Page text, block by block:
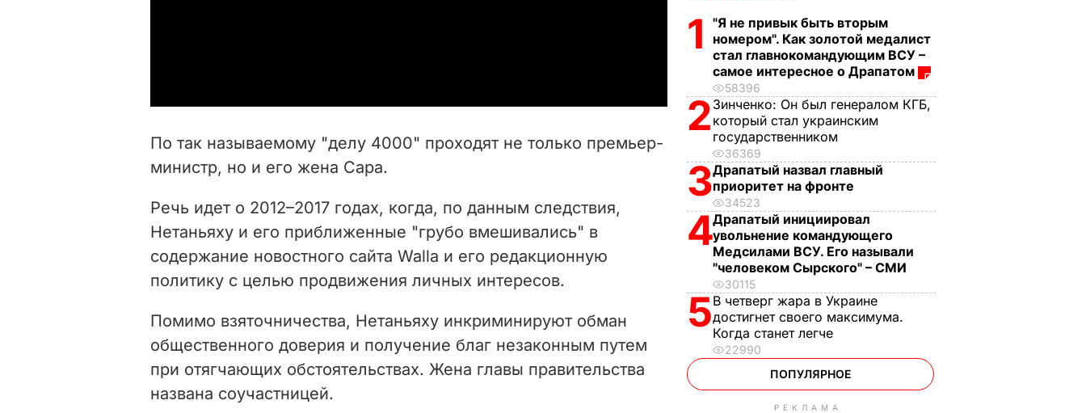
d
e
o
По так называемому "делу 4000" проходят не только премьер-
министр, но и его жена Сара.
Речь идет о 2012–2017 годах, когда, по данным следствия,
Нетаньяху и его приближенные "грубо вмешивались" в
содержание новостного сайта Walla и его редакционную
политику с целью продвижения личных интересов.
Помимо взяточничества, Нетаньяху инкриминируют обман
общественного доверия и получение благ незаконным путем
при отягчающих обстоятельствах. Жена главы правительства
названа соучастницей.
1
"Я не привык быть вторым
номером". Как золотой медалист
стал главнокомандующим ВСУ –
самое интересное о Драпатом
58396
2 Зинченко: Он был генералом КГБ,
который стал украинским
государственником
36369
3Драпатый назвал главный
приоритет на фронте
34523
4Драпатый инициировал
увольнение командующего
Медсилами ВСУ. Его называли
"человеком Сырского" – СМИ
30115
5В четверг жара в Украине
достигнет своего максимума.
Когда станет легче
22990
ПОПУЛЯРНОЕ
РЕКЛАМА